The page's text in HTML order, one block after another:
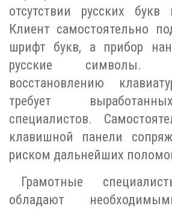
отсутствии русских букв
Клиент самостоятельно
шрифт букв, а прибор
русские символы.
восстановлению
требует
специалистов.
клавишной панели
риском дальнейших
Грамотные
обладают